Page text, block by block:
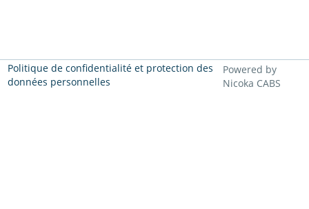
Politique de confidentialité et protection des
données personnelles
Powered by
Nicoka CABS